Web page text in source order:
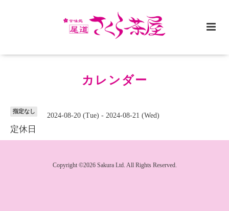
カレンダー
指定なし
2024-08-20 (Tue) - 2024-08-21 (Wed)
定休日
Copyright ©2026 Sakura Ltd. All Rights Reserved.